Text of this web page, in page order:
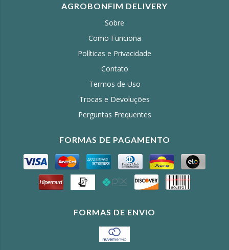
AGROBONFIM DELIVERY
Sobre
Como Funciona
Políticas e Privacidade
Contato
Termos de Uso
Trocas e Devoluções
Perguntas Frequentes
FORMAS DE PAGAMENTO
FORMAS DE ENVIO